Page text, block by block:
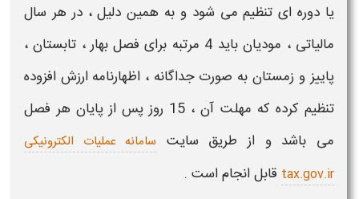
یا دوره ای تنظیم می شود و به همین دلیل ، در هر سال
مالیاتی
، مودیان باید 4 مرتبه برای فصل بهار ، تابستان ،
پاییز و زمستان به صورت جداگانه ، اظهارنامه ارزش افزوده
تنظیم کرده که مهلت آن ، 15 روز پس از پایان هر فصل
می باشد و از طریق سایت سامانه عملیات الکترونیکی
tax.gov.ir قابل انجام است .